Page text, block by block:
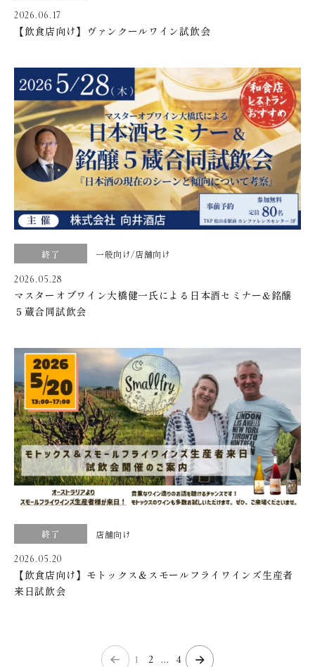
2026.06.17
【飲食店向け】ヴァンクールワイン試飲会
終了
2026.05.28
一般向け/店舗向け
マスターオブワイン大橋健一氏による日本酒セミナー&銘醸
５蔵合同試飲会
終了
2026.05.20
店舗向け
【飲食店向け】モトックス＆スモールフライワインズ生産者
来日試飲会
1 2 … 4